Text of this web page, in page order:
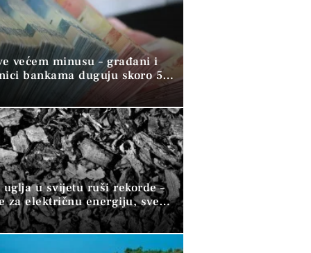
većem minusu – građani i
bankama duguju skoro 50
uglja u svijetu ruši rekorde –
za električnu energiju, sve